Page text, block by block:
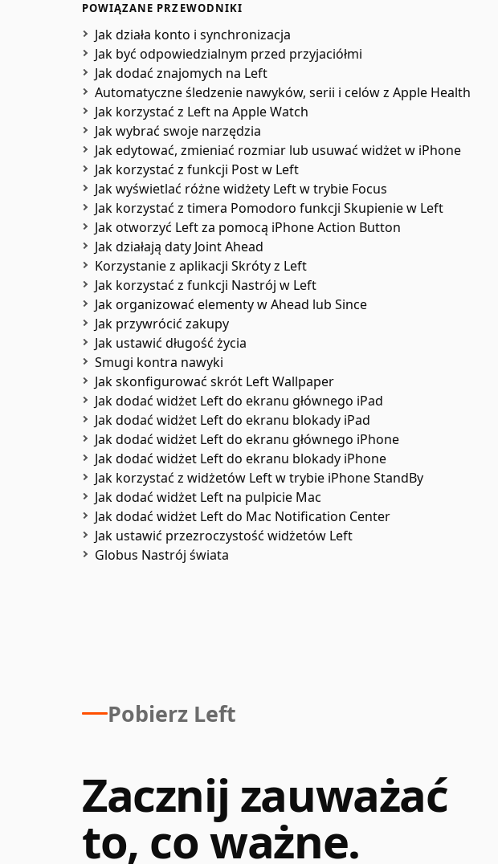
POWIĄZANE PRZEWODNIKI
Jak działa konto i synchronizacja
Jak być odpowiedzialnym przed przyjaciółmi
Jak dodać znajomych na Left
Automatyczne śledzenie nawyków, serii i celów z Apple Health
Jak korzystać z Left na Apple Watch
Jak wybrać swoje narzędzia
Jak edytować, zmieniać rozmiar lub usuwać widżet w iPhone
Jak korzystać z funkcji Post w Left
Jak wyświetlać różne widżety Left w trybie Focus
Jak korzystać z timera Pomodoro funkcji Skupienie w Left
Jak otworzyć Left za pomocą iPhone Action Button
Jak działają daty Joint Ahead
Korzystanie z aplikacji Skróty z Left
Jak korzystać z funkcji Nastrój w Left
Jak organizować elementy w Ahead lub Since
Jak przywrócić zakupy
Jak ustawić długość życia
Smugi kontra nawyki
Jak skonfigurować skrót Left Wallpaper
Jak dodać widżet Left do ekranu głównego iPad
Jak dodać widżet Left do ekranu blokady iPad
Jak dodać widżet Left do ekranu głównego iPhone
Jak dodać widżet Left do ekranu blokady iPhone
Jak korzystać z widżetów Left w trybie iPhone StandBy
Jak dodać widżet Left na pulpicie Mac
Jak dodać widżet Left do Mac Notification Center
Jak ustawić przezroczystość widżetów Left
Globus Nastrój świata
Pobierz Left
Zacznij zauważać
to, co ważne.